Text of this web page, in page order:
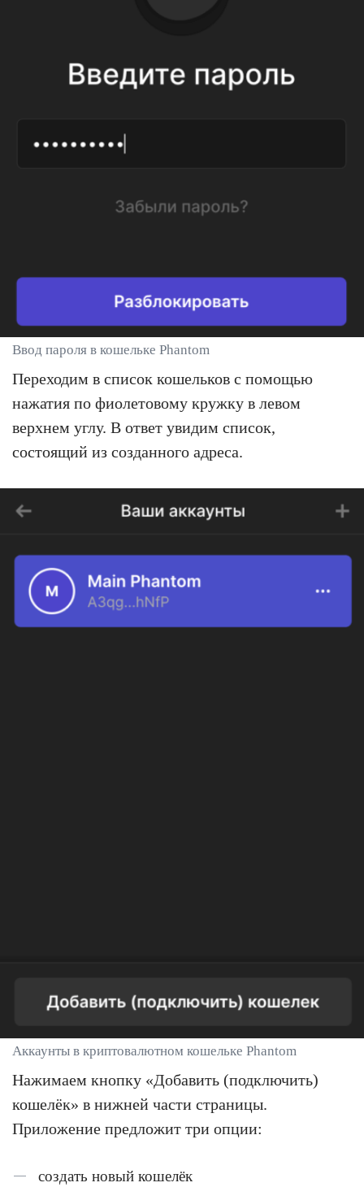
Ввод пароля в кошельке Phantom
Переходим в список кошельков с помощью
нажатия по фиолетовому кружку в левом
верхнем углу. В ответ увидим список,
состоящий из созданного адреса.
Аккаунты в криптовалютном кошельке Phantom
Нажимаем кнопку «Добавить (подключить)
кошелёк» в нижней части страницы.
Приложение предложит три опции:
создать новый кошелёк